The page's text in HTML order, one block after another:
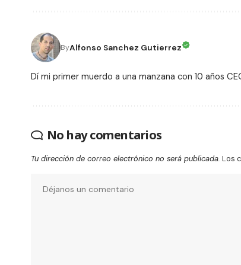
ByAlfonso Sanchez Gutierrez
Dí mi primer muerdo a una manzana con 10 años
No hay comentarios
Tu dirección de correo electrónico no será publicada. Los